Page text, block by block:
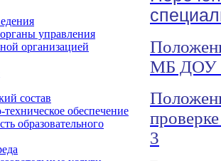
управления
организацией
состав
обеспечение
образовательного
МБ ДОУ
3